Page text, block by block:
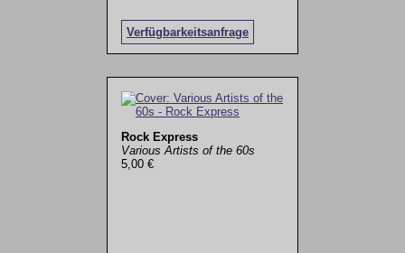
Verfügbarkeitsanfrage
Rock Express
Various Artists of the 60s
5,00 €